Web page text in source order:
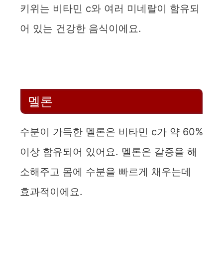
키위는 비타민 c와 여러 미네랄이 함유되
어 있는 건강한 음식이에요.
멜론
수분이 가득한 멜론은 비타민 c가 약 60%
이상 함유되어 있어요. 멜론은 갈증을 해
소해주고 몸에 수분을 빠르게 채우는데
효과적이에요.